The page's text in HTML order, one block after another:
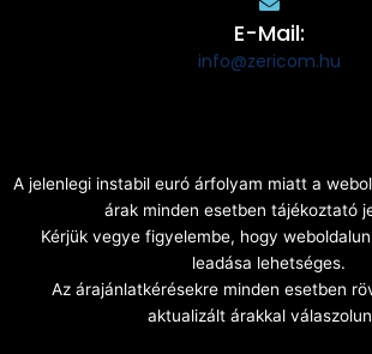
E-Mail:
info@zericom.hu
A jelenlegi instabil euró árfolyam miatt a
árak minden esetben tájékoztató
Kérjük vegye figyelembe, hogy
leadása lehetséges.
Az árajánlatkérésekre minden esetben
aktualizált árakkal